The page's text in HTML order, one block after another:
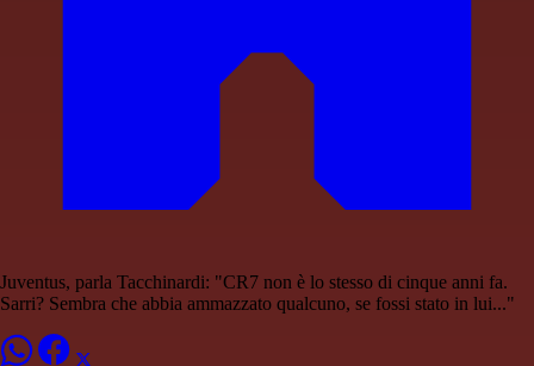
Juventus, parla Tacchinardi: "CR7 non è lo stesso di cinque anni fa.
Sarri? Sembra che abbia ammazzato qualcuno, se fossi stato in lui..."